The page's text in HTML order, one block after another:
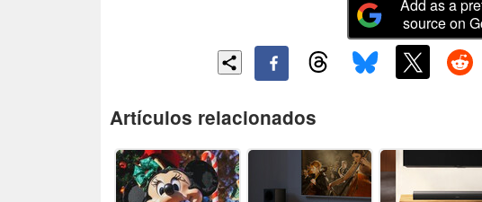
Add as a
source on
Artículos relacionados